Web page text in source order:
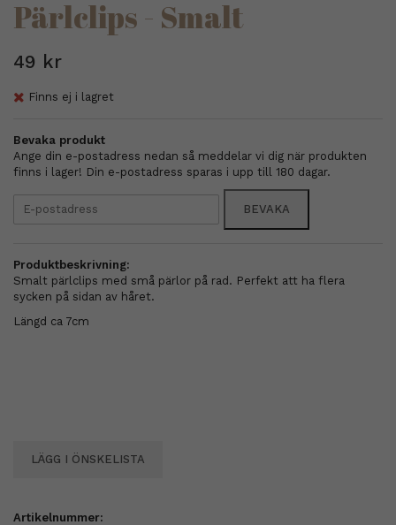
Pärlclips - Smalt
49 kr
Finns ej i lagret
Bevaka produkt
Ange din e-postadress nedan så meddelar vi dig när produkten
finns i lager! Din e-postadress sparas i upp till 180 dagar.
BEVAKA
Produktbeskrivning:
Smalt pärlclips med små pärlor på rad. Perfekt att ha flera
sycken på sidan av håret.
Längd ca 7cm
LÄGG I ÖNSKELISTA
Artikelnummer: